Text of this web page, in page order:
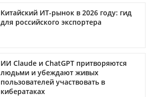
Китайский ИТ-рынок в 2026 году: гид
для российского экспортера
ИИ Claude и ChatGPT притворяются
людьми и убеждают живых
пользователей участвовать в
кибератаках